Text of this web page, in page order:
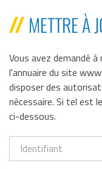
43
METTRE À
Vous avez demandé
l'annuaire du site
disposer des
nécessaire. Si tel est
ci-dessous.
Identifiant